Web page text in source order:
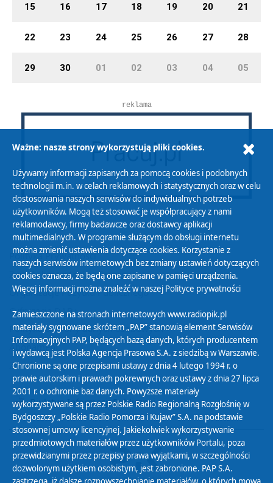
15 16 17 18 19 20 21
22 23 24 25 26 27 28
29 30 01 02 03 04 05
reklama
Polityka Prywatności
Zasady korzystania z Serwisu
Organizacje Pożytku Publicznego
Cyfryzacja DAB+
Polityka ochrony danych osobowych
Abonament
Zamówienia publiczne
Biuletyn Informacji Publicznej
Ważne: nasze strony wykorzystują pliki cookies.
Używamy informacji zapisanych za pomocą cookies i podobnych
technologii m.in. w celach reklamowych i statystycznych oraz w celu
dostosowania naszych serwisów do indywidualnych potrzeb
użytkowników. Mogą też stosować je współpracujący z nami
reklamodawcy, firmy badawcze oraz dostawcy aplikacji
multimedialnych. W programie służącym do obsługi internetu
można zmienić ustawienia dotyczące cookies. Korzystanie z
naszych serwisów internetowych bez zmiany ustawień dotyczących
cookies oznacza, że będą one zapisane w pamięci urządzenia.
Więcej informacji można znaleźć w naszej Polityce prywatności
Zamieszczone na stronach internetowych www.radiopik.pl
materiały sygnowane skrótem „PAP” stanowią element Serwisów
Informacyjnych PAP, będących bazą danych, których producentem
i wydawcą jest Polska Agencja Prasowa S.A. z siedzibą w Warszawie.
Chronione są one przepisami ustawy z dnia 4 lutego 1994 r. o
prawie autorskim i prawach pokrewnych oraz ustawy z dnia 27 lipca
2001 r. o ochronie baz danych. Powyższe materiały
wykorzystywane są przez Polskie Radio Regionalną Rozgłośnię w
Bydgoszczy „Polskie Radio Pomorza i Kujaw” S.A. na podstawie
stosownej umowy licencyjnej. Jakiekolwiek wykorzystywanie
przedmiotowych materiałów przez użytkowników Portalu, poza
przewidzianymi przez przepisy prawa wyjątkami, w szczególności
dozwolonym użytkiem osobistym, jest zabronione. PAP S.A.